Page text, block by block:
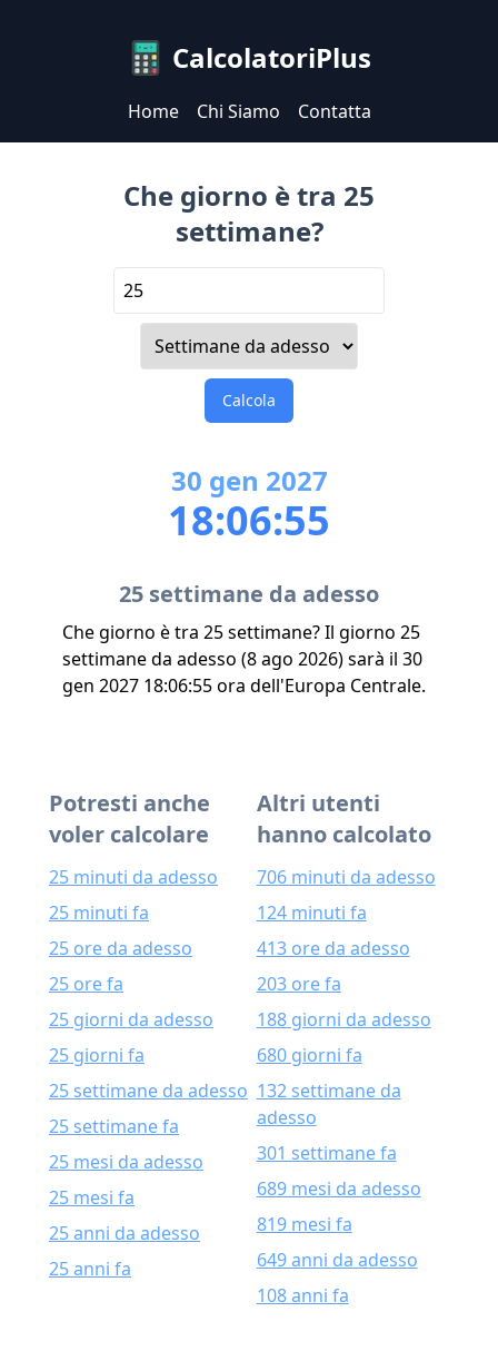
CalcolatoriPlus
Home Chi Siamo Contatta
Che giorno è tra 25
settimane?
Calcola
30 gen 2027
18:06:55
25 settimane da adesso
Che giorno è tra 25 settimane? Il giorno 25
settimane da adesso (8 ago 2026) sarà il 30
gen 2027 18:06:55 ora dell'Europa Centrale.
Potresti anche
voler calcolare
25 minuti da adesso
25 minuti fa
25 ore da adesso
25 ore fa
25 giorni da adesso
25 giorni fa
25 settimane da adesso
25 settimane fa
25 mesi da adesso
25 mesi fa
25 anni da adesso
25 anni fa
Altri utenti
hanno calcolato
706 minuti da adesso
124 minuti fa
413 ore da adesso
203 ore fa
188 giorni da adesso
680 giorni fa
132 settimane da
adesso
301 settimane fa
689 mesi da adesso
819 mesi fa
649 anni da adesso
108 anni fa